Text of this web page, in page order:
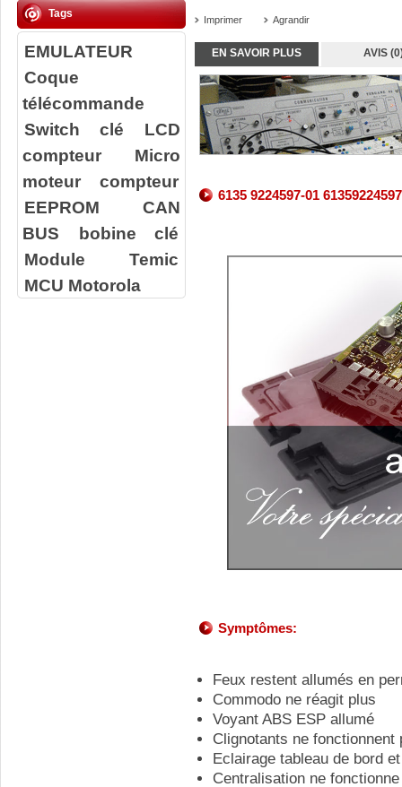
Tags
EMULATEUR
Coque
télécommande
Switch clé
LCD
compteur
Micro
moteur compteur
EEPROM
CAN
BUS
bobine clé
Module Temic
MCU Motorola
Imprimer Agrandir
EN SAVOIR PLUS AVIS
6135 9224597-01
Symptômes:
Feux restent allumés en
Commodo ne réagit plus
Voyant ABS ESP allumé
Clignotants ne fonctionnent
Eclairage tableau de bord
Centralisation ne